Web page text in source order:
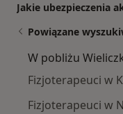
Jakie ubezpieczenia
Powiązane
W pobliżu
Fizjoterapeuci w
Fizjoterapeuci w